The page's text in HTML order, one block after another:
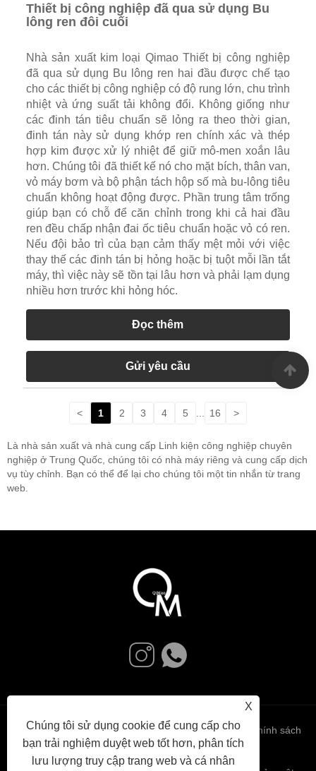
Thiết bị công nghiệp đã qua sử dụng Bu
lông ren đôi cuối
Nhà sản xuất kim loại Qimao Thiết bị công nghiệp
đã qua sử dụng Bu lông ren hai đầu được chế tạo
cho các thiết bị công nghiệp có độ rung lớn, chu trình
nhiệt và ứng suất tải không đổi. Không giống như
các đinh tán tiêu chuẩn sẽ lỏng ra theo thời gian,
đinh tán này sử dụng khớp ren chính xác và thép
hợp kim được xử lý nhiệt để giữ mô-men xoắn lâu
hơn. Chúng tôi đã thiết kế nó cho mặt bích, thân van,
vỏ máy bơm và bộ phận tách hộp số mà bu-lông tiêu
chuẩn không hoạt động được. Phần trung tâm trống
giúp bạn có chỗ để căn chỉnh trong khi cả hai đầu
ren đều chấp nhận đai ốc tiêu chuẩn hoặc vỏ có ren.
Nếu đội bảo trì của bạn cảm thấy mệt mỏi với việc
thay thế các đinh tán bị hỏng hoặc bị tuột mỗi lần tắt
máy, thì việc này sẽ tồn tại lâu hơn và phải lạm dụng
nhiều hơn trước khi hỏng hóc.
Đọc thêm
Gửi yêu cầu
< 1 2 3 4 5 ... 16 >
Là nhà sản xuất và nhà cung cấp Linh kiện công nghiệp chuyên
nghiệp ở Trung Quốc, chúng tôi có nhà máy riêng và cung cấp dịch
vụ tùy chỉnh. Bạn có thể để lại cho chúng tôi một tin nhắn từ trang
web.
X
Chúng tôi sử dụng cookie để cung cấp cho
bạn trải nghiệm duyệt web tốt hơn, phân tích
lưu lượng truy cập trang web và cá nhân
Links Sitemap RSS XML Chính sách